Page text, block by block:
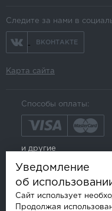
Следите за нами в
ВКОНТАКТЕ
Карта сайта
Способы оплаты:
и другие
Уведомление
об
Сайт использует
Продолжая